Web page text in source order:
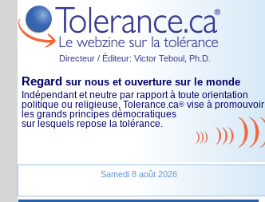
Directeur / Éditeur: Victor Teboul, Ph.D.
Regard sur nous et ouverture sur le monde
Indépendant et neutre par rapport à toute orientation
politique ou religieuse, Tolerance.ca® vise à promouvoir
les grands principes démocratiques
sur lesquels repose la tolérance.
Samedi 8 août 2026